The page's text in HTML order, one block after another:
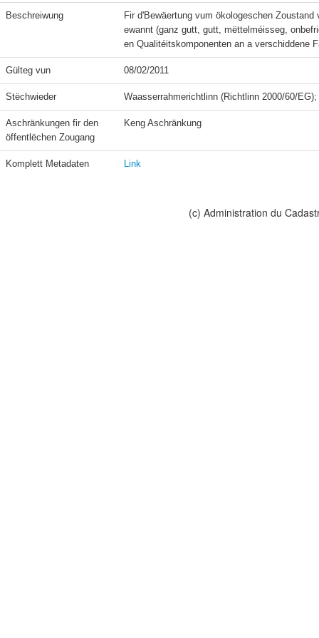
Beschreiwung
Fir d'Bewäertung vum ökologeschen
ewannt (ganz gutt, gutt, mëttelméisseg,
en Qualitéitskomponenten an a verschiddene
Gülteg vun 08/02/2011
Stëchwieder
Aschränkungen fir den
öffentlëchen Zougang
Keng Aschränkung
Komplett Metadaten Link
(c) Administration du